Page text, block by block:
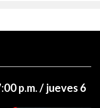
p.m. / jueves 6